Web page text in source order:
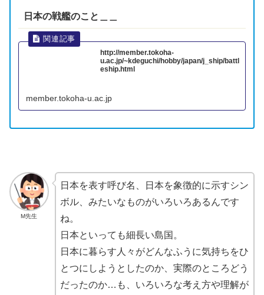
日本の戦艦のこと＿＿
http://member.tokoha-
u.ac.jp/~kdeguchi/hobby/japan/j_ship/battl
eship.html
member.tokoha-u.ac.jp
M先生
日本を表す呼び名、日本を象徴的に示すシン
ボル、みたいなものがいろいろあるんです
ね。
日本といっても細長い島国。
日本に暮らす人々がどんなふうに気持ちをひ
とつにしようとしたのか、実際のところどう
だったのか…も、いろいろな考え方や理解が